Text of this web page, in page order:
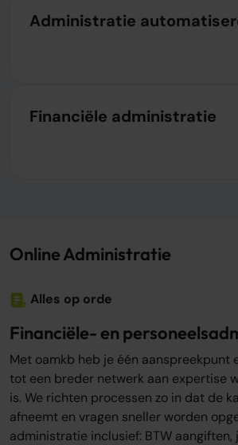
Administratie
Financiële administratie
Online Administratie
Alles op orde
Financiële- en
Met oamkb heb je één aanspreekpunt
tot een breder netwerk aan expertise
is. We richten processen zo in dat de
afneemt en vragen sneller worden
administratie inclusief: BTW aangiften,